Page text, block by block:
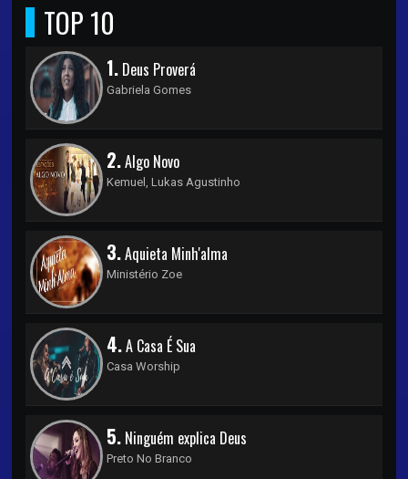
TOP 10
1. Deus Proverá
Gabriela Gomes
2.Algo Novo
Kemuel, Lukas Agustinho
3.Aquieta Minh'alma
Ministério Zoe
4.A Casa É Sua
Casa Worship
5. Ninguém explica Deus
Preto No Branco